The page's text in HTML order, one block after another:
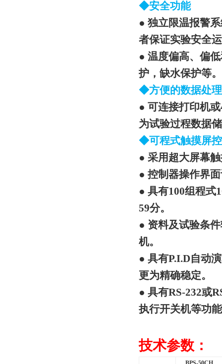
◆安全功能
● 独立限温报警
者保证实验安全
● 温度偏高、偏
护，缺水保护等。
◆方便的数据处
● 可连接打印机
为试验过程数据
◆可程式触摸屏
● 采用超大屏幕
● 控制器操作界
● 具有100组程式
59分。
● 资料及试验条
机。
● 具有P.I.D自动
更为精确稳定。
● 具有RS-232或
执行开关机等功
技术参数：